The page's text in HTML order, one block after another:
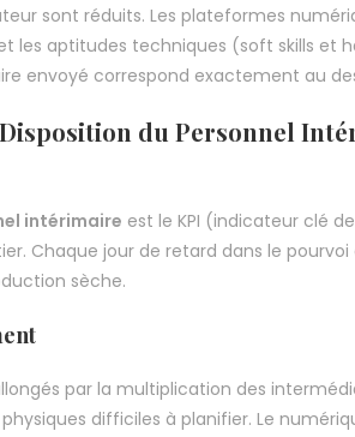
sont réduits. Les plateformes
les aptitudes techniques (soft skills et
envoyé correspond exactement au
du Personnel
intérimaire est le KPI (indicateur clé
Chaque jour de retard dans le
sèche.
par la multiplication des
difficiles à planifier. Le